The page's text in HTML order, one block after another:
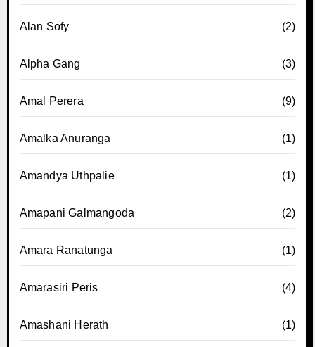
Alan Sofy (2)
Alpha Gang (3)
Amal Perera (9)
Amalka Anuranga (1)
Amandya Uthpalie (1)
Amapani Galmangoda (2)
Amara Ranatunga (1)
Amarasiri Peris (4)
Amashani Herath (1)